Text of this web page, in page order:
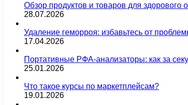
Обзор продуктов и товаров для здорового
28.07.2026
Удаление геморроя: избавьтесь от
17.04.2026
Портативные РФА-анализаторы: как за
25.01.2026
Что такое курсы по маркетплейсам?
19.01.2026